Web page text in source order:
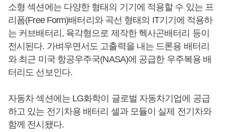
소형 섹션에는 다양한 형태의 기기에 적용할 수 있는 프
리폼(Free Form)배터리와 곡선 형태의 IT기기에 적용하
는 커브배터리, 육각형으로 제작한 헥사곤배터리 등이
전시된다. 가벼우면서도 고출력을 내는 드론용 배터리
와 최근 미국 항공우주국(NASA)에 공급한 우주복용 배
터리도 선보인다.
자동차 섹션에는 LG화학이 글로벌 자동차기업에 공급
하고 있는 전기차용 배터리 셀과 모듈이 실제 전기차와
함께 전시됐다.